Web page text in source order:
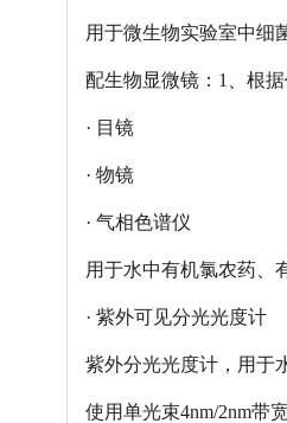
用于微生物实验室中细
配生物显微镜：1、根
· 目镜
· 物镜
· 气相色谱仪
用于水中有机氯农药、
· 紫外可见分光光度计
紫外分光光度计，用于
使用单光束4nm/2nm带